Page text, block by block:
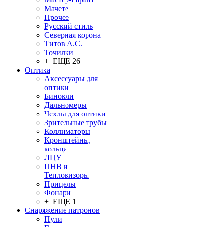
Мачете
Прочее
Русский стиль
Северная корона
Титов А.С.
Точилки
+ ЕЩЕ 26
Оптика
Аксессуары для
оптики
Бинокли
Дальномеры
Чехлы для оптики
Зрительные трубы
Коллиматоры
Кронштейны,
кольца
ЛЦУ
ПНВ и
Тепловизоры
Прицелы
Фонари
+ ЕЩЕ 1
Снаряжение патронов
Пули